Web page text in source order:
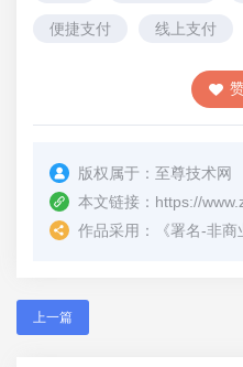
便捷支付 线上支付
版权属于： 至尊技术网
本文链接：
作品采用：
《署名-非商业性使
上一篇